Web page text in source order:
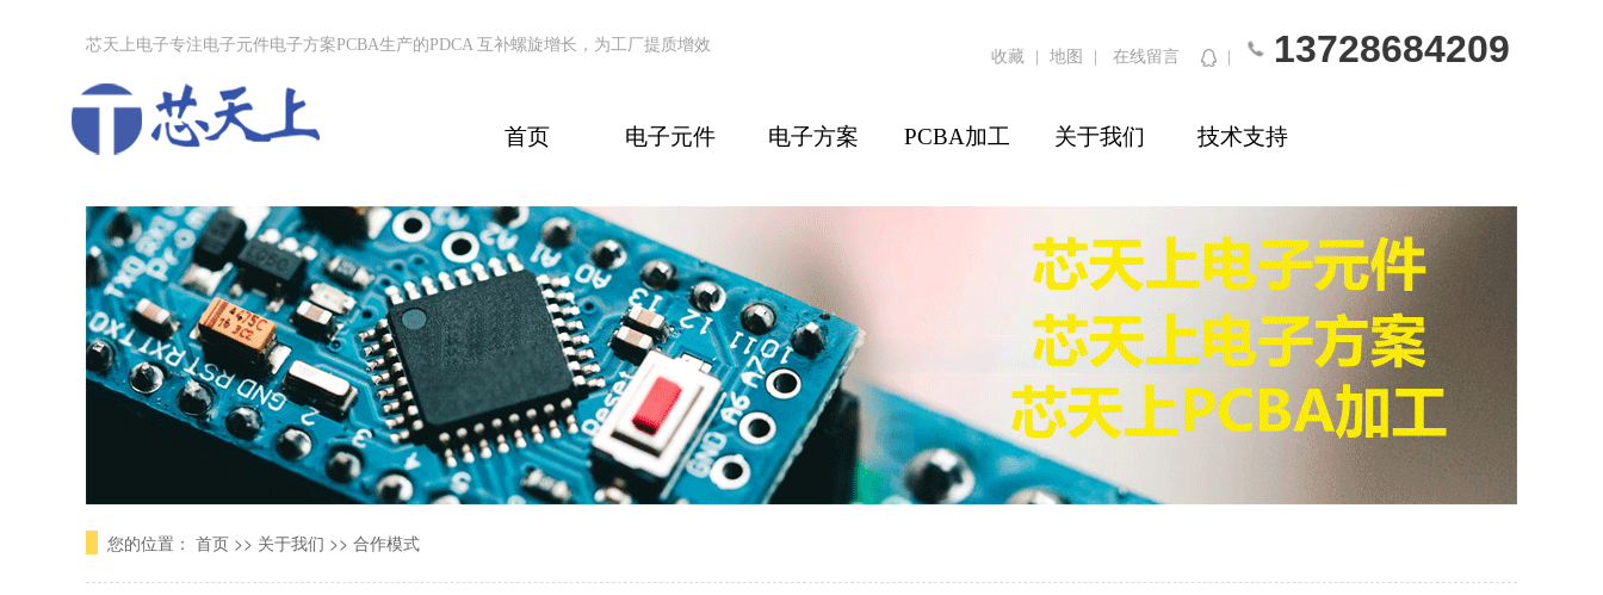
收藏 地图 在线留言 13728684209
芯天上电子专注电子元件电子方案PCBA生产的PDCA 互补螺旋增长，为工厂提质增效
首页 电子元件 电子方案 PCBA加工 关于我们 技术支持
您的位置： 首页 >> 关于我们 >> 合作模式